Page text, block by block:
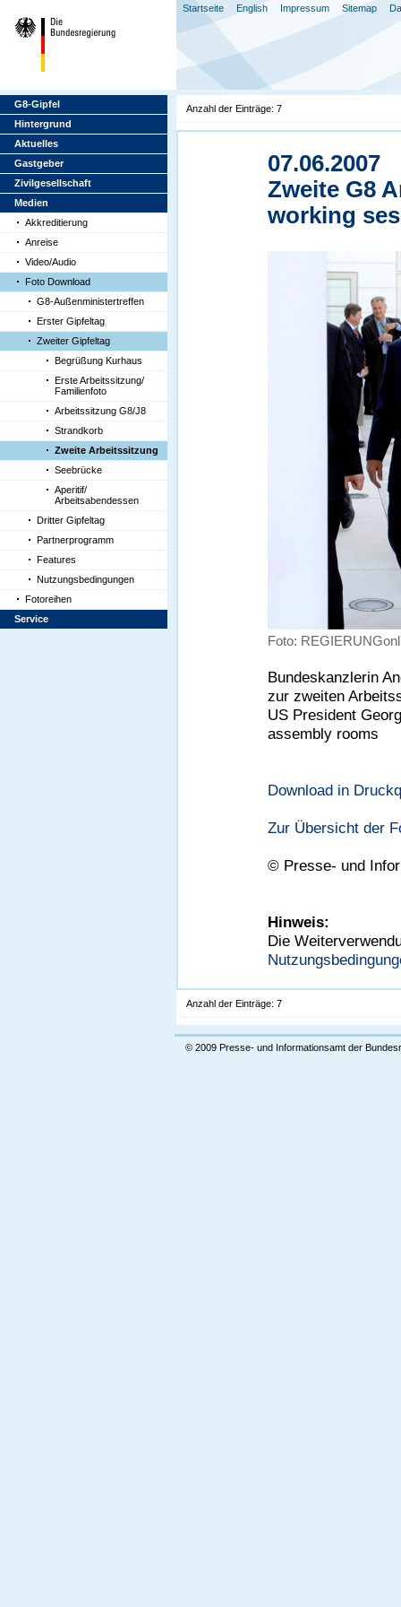
Startseite English Impressum Sitemap
G8-Gipfel
Hintergrund
Aktuelles
Gastgeber
Zivilgesellschaft
Medien
Akkreditierung
Anreise
Video/Audio
Foto Download
G8-Außenministertreffen
Erster Gipfeltag
Zweiter Gipfeltag
Begrüßung Kurhaus
Erste Arbeitssitzung/
Familienfoto
Arbeitssitzung G8/J8
Strandkorb
Zweite Arbeitssitzung
Seebrücke
Aperitif/
Arbeitsabendessen
Dritter Gipfeltag
Partnerprogramm
Features
Nutzungsbedingungen
Fotoreihen
Service
Anzahl der Einträge: 7
07.06.2007
Zweite G8
working
Foto:
Bundeskanzlerin
zur zweiten
US President
assembly rooms
Download in
Zur Übersicht der
© Presse- und
Hinweis:
Die
Anzahl der Einträge: 7
© 2009 Presse- und Informationsamt der